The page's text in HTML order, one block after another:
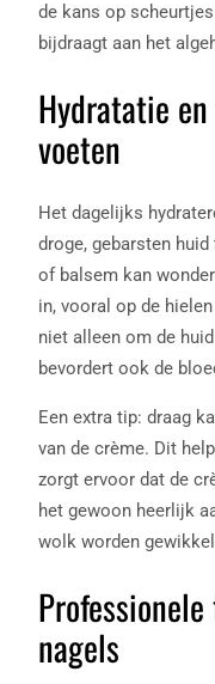
de kans op
bijdraagt aan het
Hydratatie
voeten
Het dagelijks
droge, gebarsten
of balsem kan
in, vooral op de
niet alleen om de
bevordert ook de
Een extra tip: draag
van de crème. Dit
zorgt ervoor dat de
het gewoon heerlijk
wolk worden
nagels